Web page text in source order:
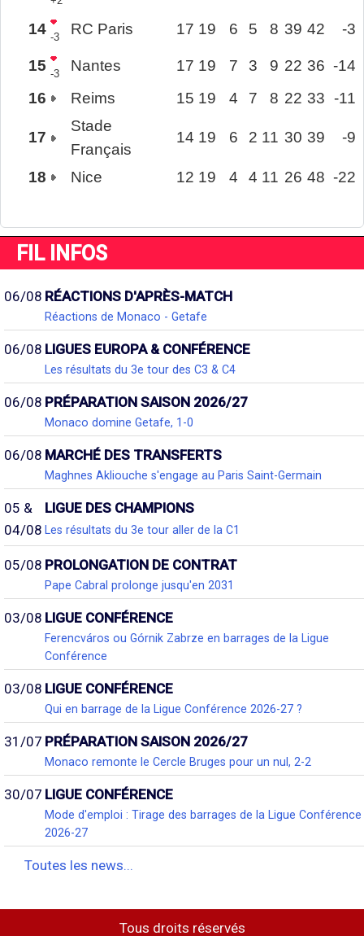
14 -3 RC Paris 17 19 6 5 8 39 42 -3
15 -3 Nantes 17 19 7 3 9 22 36 -14
16
Reims 15 19 4 7 8 22 33 -11
17
Stade
Français
14 19 6 2 11 30 39 -9
18 Nice 12 19 4 4 11 26 48 -22
FIL INFOS
06/08 RÉACTIONS D'APRÈS-MATCH
Réactions de Monaco - Getafe
06/08 LIGUES EUROPA & CONFÉRENCE
Les résultats du 3e tour des C3 & C4
06/08 PRÉPARATION SAISON 2026/27
Monaco domine Getafe, 1-0
06/08 MARCHÉ DES TRANSFERTS
Maghnes Akliouche s'engage au Paris Saint-Germain
05 &
04/08
LIGUE DES CHAMPIONS
Les résultats du 3e tour aller de la C1
05/08 PROLONGATION DE CONTRAT
Pape Cabral prolonge jusqu'en 2031
03/08 LIGUE CONFÉRENCE
Ferencváros ou Górnik Zabrze en barrages de la Ligue
Conférence
03/08 LIGUE CONFÉRENCE
Qui en barrage de la Ligue Conférence 2026-27 ?
31/07 PRÉPARATION SAISON 2026/27
Monaco remonte le Cercle Bruges pour un nul, 2-2
30/07 LIGUE CONFÉRENCE
Mode d'emploi : Tirage des barrages de la Ligue Conférence
2026-27
Toutes les news...
Tous droits réservés